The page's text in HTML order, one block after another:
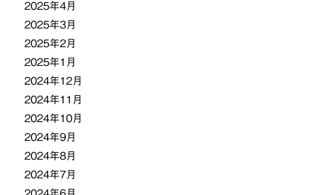
2025年4月
2025年3月
2025年2月
2025年1月
2024年12月
2024年11月
2024年10月
2024年9月
2024年8月
2024年7月